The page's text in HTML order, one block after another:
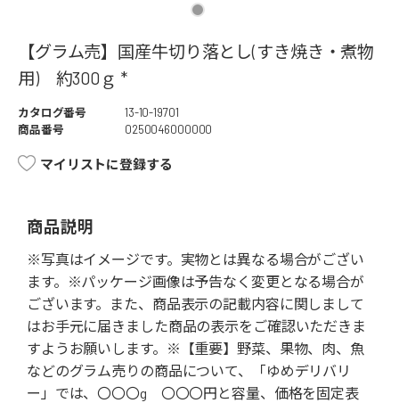
【グラム売】国産牛切り落とし(すき焼き・煮物
用) 約300ｇ *
カタログ番号
13-10-19701
商品番号
0250046000000
マイリストに登録する
商品説明
※写真はイメージです。実物とは異なる場合がござい
ます。※パッケージ画像は予告なく変更となる場合が
ございます。また、商品表示の記載内容に関しまして
はお手元に届きました商品の表示をご確認いただきま
すようお願いします。※【重要】野菜、果物、肉、魚
などのグラム売りの商品について、「ゆめデリバリ
ー」では、〇〇〇g 〇〇〇円と容量、価格を固定表